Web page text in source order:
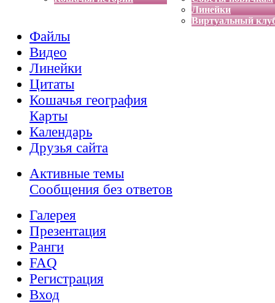
Линейки
Виртуальный
Файлы
Видео
Линейки
Цитаты
Кошачья география
Карты
Календарь
Друзья сайта
Активные темы
Сообщения без ответов
Галерея
Презентация
Ранги
FAQ
Регистрация
Вход